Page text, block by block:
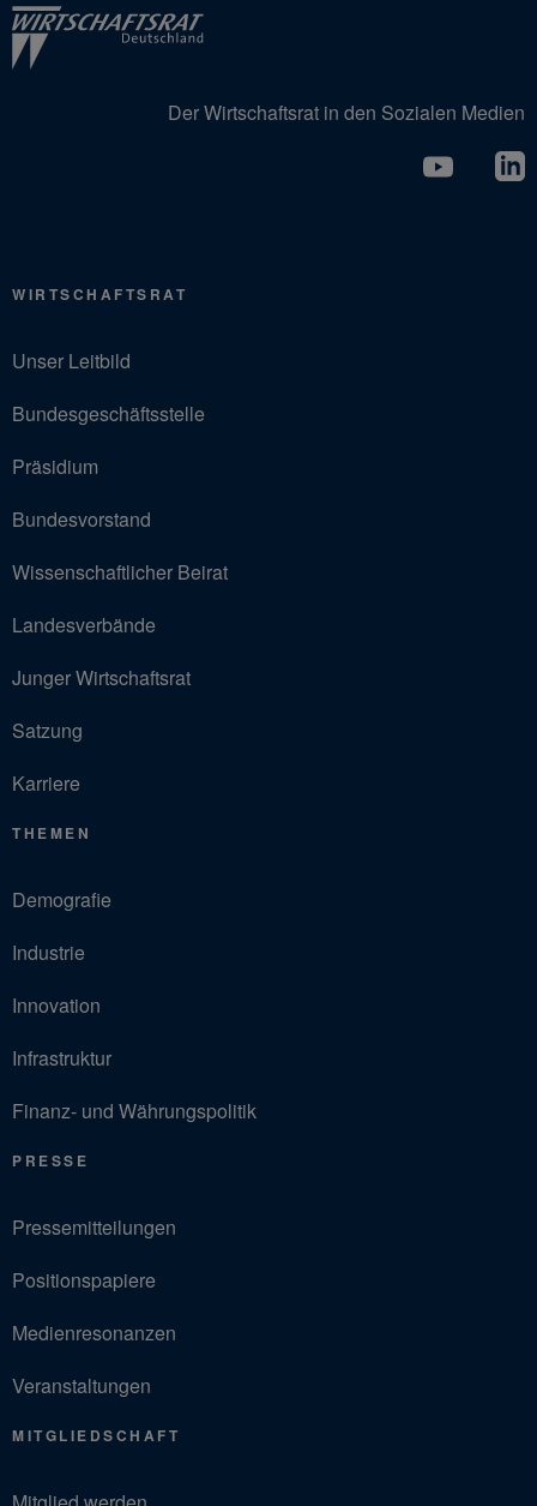
Der Wirtschaftsrat in den Sozialen Medien
WIRTSCHAFTSRAT
Unser Leitbild
Bundesgeschäftsstelle
Präsidium
Bundesvorstand
Wissenschaftlicher Beirat
Landesverbände
Junger Wirtschaftsrat
Satzung
Karriere
THEMEN
Demografie
Industrie
Innovation
Infrastruktur
Finanz- und Währungspolitik
PRESSE
Pressemitteilungen
Positionspapiere
Medienresonanzen
Veranstaltungen
MITGLIEDSCHAFT